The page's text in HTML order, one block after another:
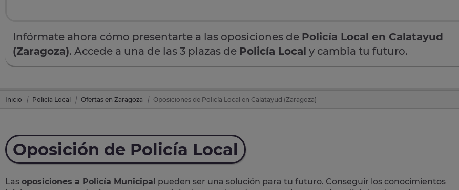
Infórmate ahora cómo presentarte a las oposiciones de Policía Local en Calatayud
(Zaragoza). Accede a una de las 3 plazas de Policía Local y cambia tu futuro.
Inicio Policía Local Ofertas en Zaragoza Oposiciones de Policía Local en Calatayud (Zaragoza)
Oposición de Policía Local
Las oposiciones a Policía Municipal pueden ser una solución para tu futuro. Conseguir los conocimientos